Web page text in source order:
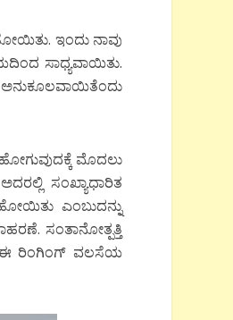
ಇಂದು ನಾವು
ಸಾಧ್ಯವಾಯಿತು.
ಮೊದಲು
ಸಂಖ್ಯಾಧಾರಿತ
ಎಂಬುದನ್ನು
ಸಂತಾನೋತ್ಪತ್ತಿ
ಈ ರಿಂಗಿಂಗ್ ವಲಸೆಯ